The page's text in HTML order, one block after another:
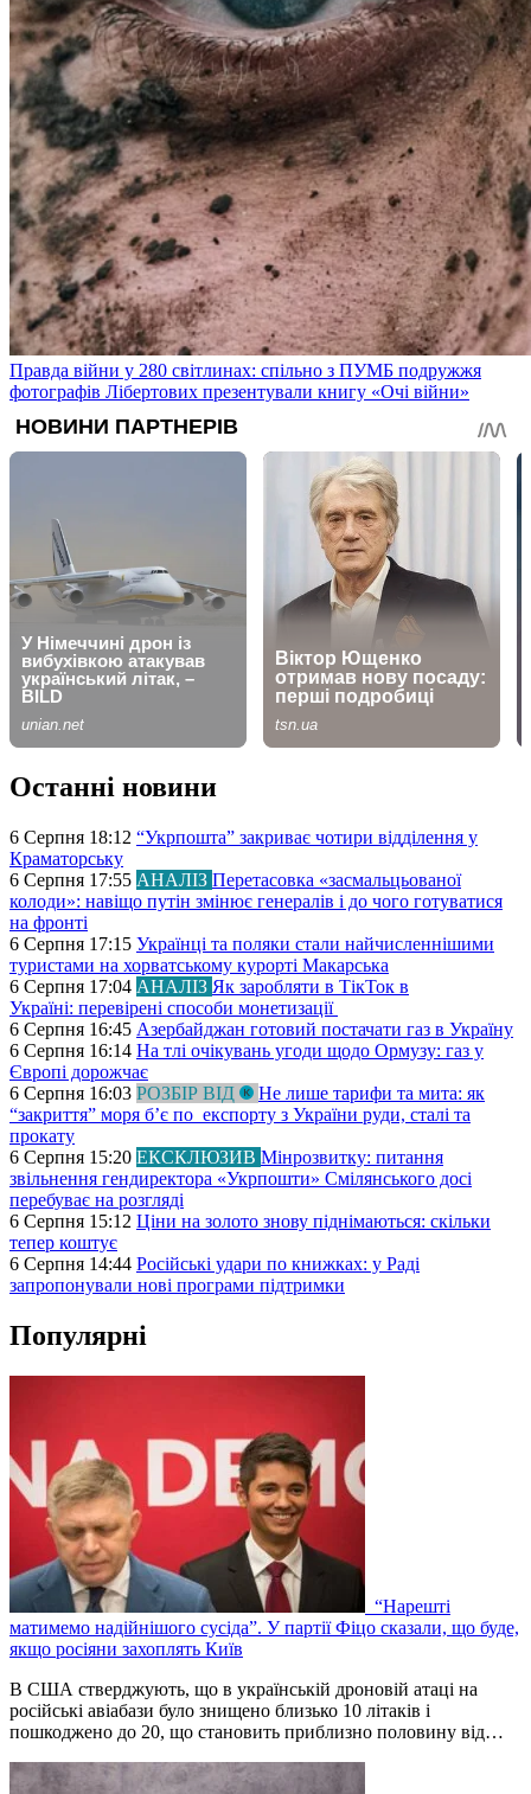
Правда війни у 280 світлинах: спільно з ПУМБ подружжя
фотографів Лібертових презентували книгу «Очі війни»
Останні новини
6 Серпня 18:12 “Укрпошта” закриває чотири відділення у
Краматорську
6 Серпня 17:55 АНАЛІЗ Перетасовка «засмальцьованої
колоди»: навіщо путін змінює генералів і до чого готуватися
на фронті
6 Серпня 17:15 Українці та поляки стали найчисленнішими
туристами на хорватському курорті Макарська
6 Серпня 17:04 АНАЛІЗ Як заробляти в ТікТок в
Україні: перевірені способи монетизації
6 Серпня 16:45 Азербайджан готовий постачати газ в Україну
6 Серпня 16:14 На тлі очікувань угоди щодо Ормузу: газ у
Європі дорожчає
6 Серпня 16:03 РОЗБІР ВІД
Не лише тарифи та мита: як
“закриття” моря б’є по експорту з України руди, сталі та
прокату
6 Серпня 15:20 ЕКСКЛЮЗИВ Мінрозвитку: питання
звільнення гендиректора «Укрпошти» Смілянського досі
перебуває на розгляді
6 Серпня 15:12 Ціни на золото знову піднімаються: скільки
тепер коштує
6 Серпня 14:44 Російські удари по книжках: у Раді
запропонували нові програми підтримки
Популярні
“Нарешті
матимемо надійнішого сусіда”. У партії Фіцо сказали, що буде,
якщо росіяни захоплять Київ
В США стверджують, що в українській дроновій атаці на
російські авіабази було знищено близько 10 літаків і
пошкоджено до 20, що становить приблизно половину від…